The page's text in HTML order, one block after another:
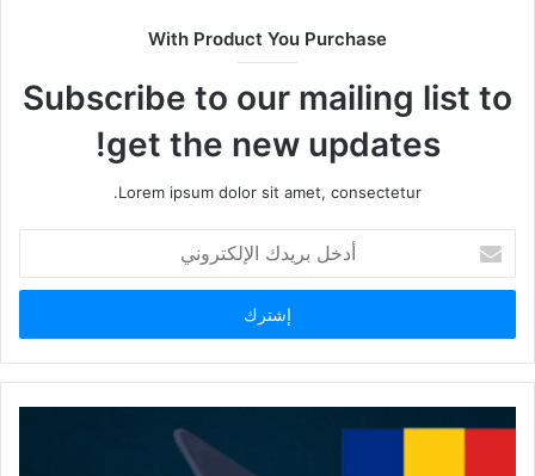
With Product You Purchase
Subscribe to our mailing list to
get the new updates!
Lorem ipsum dolor sit amet, consectetur.
بريدك
الإلكتروني